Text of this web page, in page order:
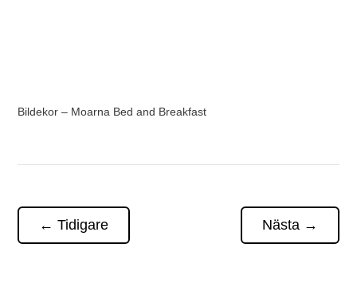
Bildekor – Moarna Bed and Breakfast
←Tidigare Nästa→